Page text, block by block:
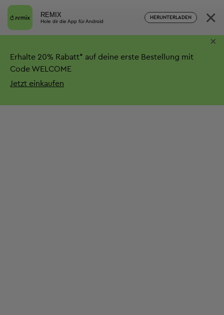
REMIX
Hole dir die App für Android
HERUNTERLADEN ×
Erhalte 20% Rabatt* auf deine erste Bestellung mit
Code WELCOME
Jetzt einkaufen
×